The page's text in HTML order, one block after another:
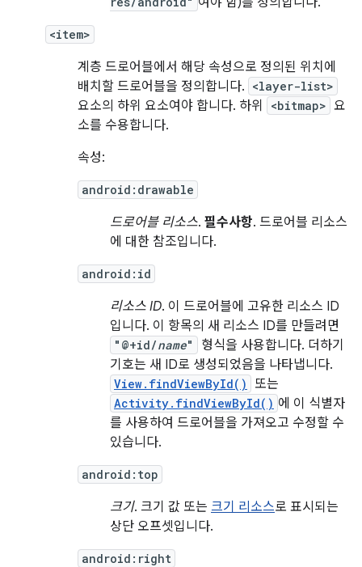
<item>
계층 드로어블에서 해당 속성으로 정의된 위치에
배치할 드로어블을 정의합니다. <layer-list>
요소의 하위 요소여야 합니다. 하위 <bitmap> 요
소를 수용합니다.
속성:
android:drawable
드로어블 리소스. 필수사항. 드로어블 리소스
에 대한 참조입니다.
android:id
리소스 ID. 이 드로어블에 고유한 리소스 ID
입니다. 이 항목의 새 리소스 ID를 만들려면
"@+id/name"
형식을 사용합니다. 더하기
기호는 새 ID로 생성되었음을 나타냅니다.
View.findViewById() 또는
Activity.findViewById() 에 이 식별자
를 사용하여 드로어블을 가져오고 수정할 수
있습니다.
android:top
크기. 크기 값 또는 크기 리소스로 표시되는
상단 오프셋입니다.
android:right